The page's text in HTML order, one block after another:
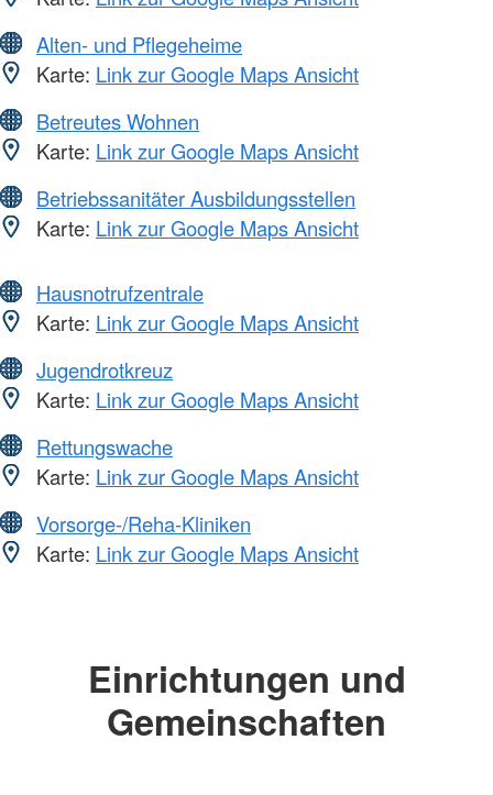
Alten- und Pflegeheime
Karte: Link zur Google Maps Ansicht
Betreutes Wohnen
Karte: Link zur Google Maps Ansicht
Betriebssanitäter Ausbildungsstellen
Karte: Link zur Google Maps Ansicht
Hausnotrufzentrale
Karte: Link zur Google Maps Ansicht
Jugendrotkreuz
Karte: Link zur Google Maps Ansicht
Rettungswache
Karte: Link zur Google Maps Ansicht
Vorsorge-/Reha-Kliniken
Karte: Link zur Google Maps Ansicht
Einrichtungen und
Gemeinschaften